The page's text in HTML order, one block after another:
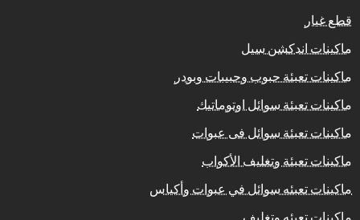
قطع غيار
ماكينات اندكشن سيل
ماكينات تعبئة حبوب وحبيبات وبودر
ماكينات تعبئة سوائل اوتوماتيك
ماكينات تعبئة سوائل فى عبوات
ماكينات تعبئة وتغليف الأكواب
ماكينات تعبئه سوائل في عبوات وأكياس
ماكينات تعبئه وتغليف